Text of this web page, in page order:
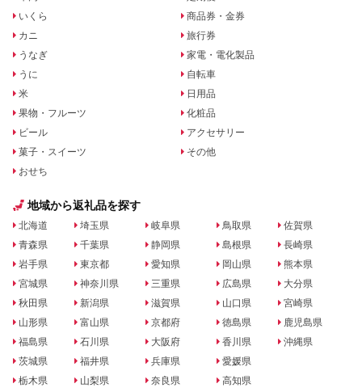
いくら
カニ
うなぎ
うに
米
果物・フルーツ
ビール
菓子・スイーツ
おせち
商品券・金券
旅行券
家電・電化製品
自転車
日用品
化粧品
アクセサリー
その他
地域から返礼品を探す
北海道
青森県
岩手県
宮城県
秋田県
山形県
福島県
茨城県
栃木県
埼玉県
千葉県
東京都
神奈川県
新潟県
富山県
石川県
福井県
山梨県
岐阜県
静岡県
愛知県
三重県
滋賀県
京都府
大阪府
兵庫県
奈良県
鳥取県
島根県
岡山県
広島県
山口県
徳島県
香川県
愛媛県
高知県
佐賀県
長崎県
熊本県
大分県
宮崎県
鹿児島県
沖縄県